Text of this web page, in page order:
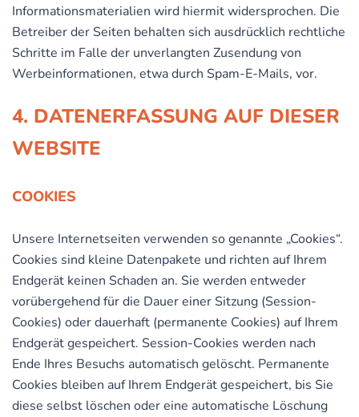
Informationsmaterialien wird hiermit widersprochen. Die
Betreiber der Seiten behalten sich ausdrücklich rechtliche
Schritte im Falle der unverlangten Zusendung von
Werbeinformationen, etwa durch Spam-E-Mails, vor.
4. DATENERFASSUNG AUF DIESER
WEBSITE
COOKIES
Unsere Internetseiten verwenden so genannte „Cookies“.
Cookies sind kleine Datenpakete und richten auf Ihrem
Endgerät keinen Schaden an. Sie werden entweder
vorübergehend für die Dauer einer Sitzung (Session-
Cookies) oder dauerhaft (permanente Cookies) auf Ihrem
Endgerät gespeichert. Session-Cookies werden nach
Ende Ihres Besuchs automatisch gelöscht. Permanente
Cookies bleiben auf Ihrem Endgerät gespeichert, bis Sie
diese selbst löschen oder eine automatische Löschung